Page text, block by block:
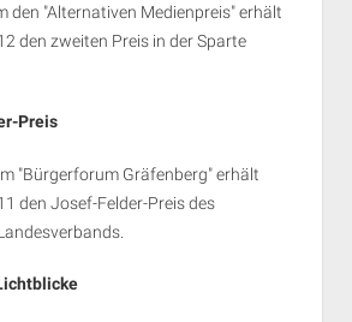
den "Alternativen Medienpreis" erhält
den zweiten Preis in der Sparte
Preis
"Bürgerforum Gräfenberg" erhält
den Josef-Felder-Preis des